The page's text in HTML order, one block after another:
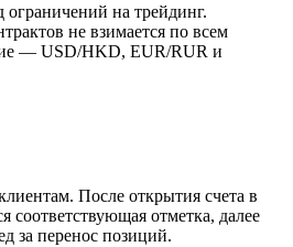
ограничений на трейдинг.
не взимается по всем
— USD/HKD, EUR/RUR и
После открытия счета в
соответствующая отметка, далее
за перенос позиций.